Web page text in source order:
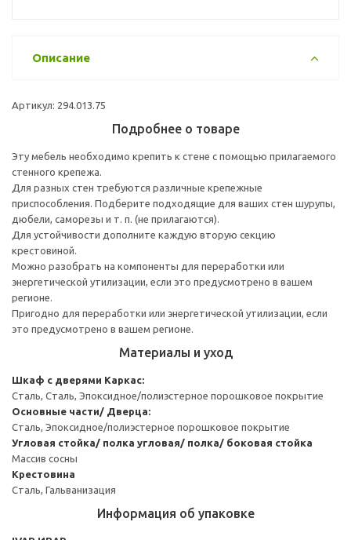
Описание
Артикул: 294.013.75
Подробнее о товаре
Эту мебель необходимо крепить к стене с помощью прилагаемого
стенного крепежа.
Для разных стен требуются различные крепежные
приспособления. Подберите подходящие для ваших стен шурупы,
дюбели, саморезы и т. п. (не прилагаются).
Для устойчивости дополните каждую вторую секцию
крестовиной.
Можно разобрать на компоненты для переработки или
энергетической утилизации, если это предусмотрено в вашем
регионе.
Пригодно для переработки или энергетической утилизации, если
это предусмотрено в вашем регионе.
Материалы и уход
Шкаф с дверями Каркас:
Сталь, Сталь, Эпоксидное/полиэстерное порошковое покрытие
Основные части/ Дверца:
Сталь, Эпоксидное/полиэстерное порошковое покрытие
Угловая стойка/ полка угловая/ полка/ боковая стойка
Массив сосны
Крестовина
Сталь, Гальванизация
Информация об упаковке